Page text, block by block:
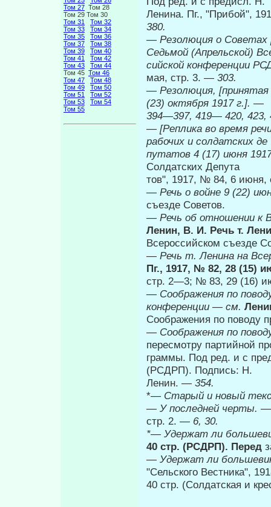
Том 27 Том 28
Том 29 Том 30
Том 31
Том 32
Том 33
Том 34
Том 35
Том 36
Том 37
Том 38
Том 39
Том 40
Том 41
Том 42
Том 43
Том 44
Том 45 Том 46
Том 47
Том 48
Том 49
Том 50
Том 51
Том 52
Том 53
Том 54
Том 55
Ленина. Пг., "Прибой",
380.
— Резолюция о Советах
Седьмой (Апрельской)
сийской конференции
мая, стр. 3. — 303.
— Резолюция,
(23) октября 1917 г.]. —
394—397, 419— 420, 423,
— [Реплика во время
рабочих и солдатских де­
путатов 4 (17) июня
Солдатских Депута­
тов", 1917, № 84, 6
— Речь о войне 9 (22)
съезде Советов.
— Речь об отношении к
Ленин, В. И. Речь т.
Всероссийском съезде
— Речь т. Ленина на
Пг., 1917, № 82, 28 (15)
стр. 2—3; № 83, 29 (16)
— Соображения по
конференции — см.
Соображения по поводу
— Соображения по
пересмотру партийной
граммы. Под ред. и с
(РСДРП). Подпись: Н.
Ленин. — 354.
*— Старый и новый
— У последней черты. —
стр. 2. — 6, 30.
*— Удержат ли
40 стр. (РСДРП). Перед
— Удержат ли
"Сельского Вестника",
40 стр. (Солдатская и